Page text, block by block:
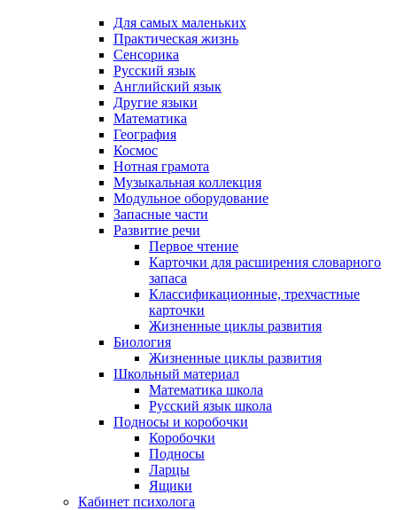
Для самых маленьких
Практическая жизнь
Сенсорика
Русский язык
Английский язык
Другие языки
Математика
География
Космос
Нотная грамота
Музыкальная коллекция
Модульное оборудование
Запасные части
Развитие речи
Первое чтение
Карточки для расширения словарного
запаса
Классификационные, трехчастные
карточки
Жизненные циклы развития
Биология
Жизненные циклы развития
Школьный материал
Математика школа
Русский язык школа
Подносы и коробочки
Коробочки
Подносы
Ларцы
Ящики
Кабинет психолога